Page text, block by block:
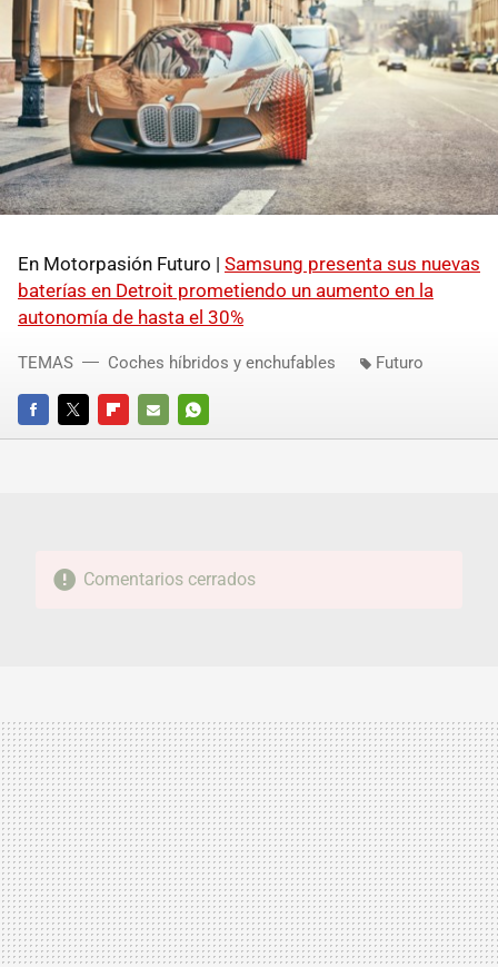
En Motorpasión Futuro | Samsung presenta sus nuevas
baterías en Detroit prometiendo un aumento en la
autonomía de hasta el 30%
FACEBOOKTWITTERFLIPBOARD
E-
WHATSAPP
TEMAS Coches híbridos y enchufables Futuro
Comentarios cerrados